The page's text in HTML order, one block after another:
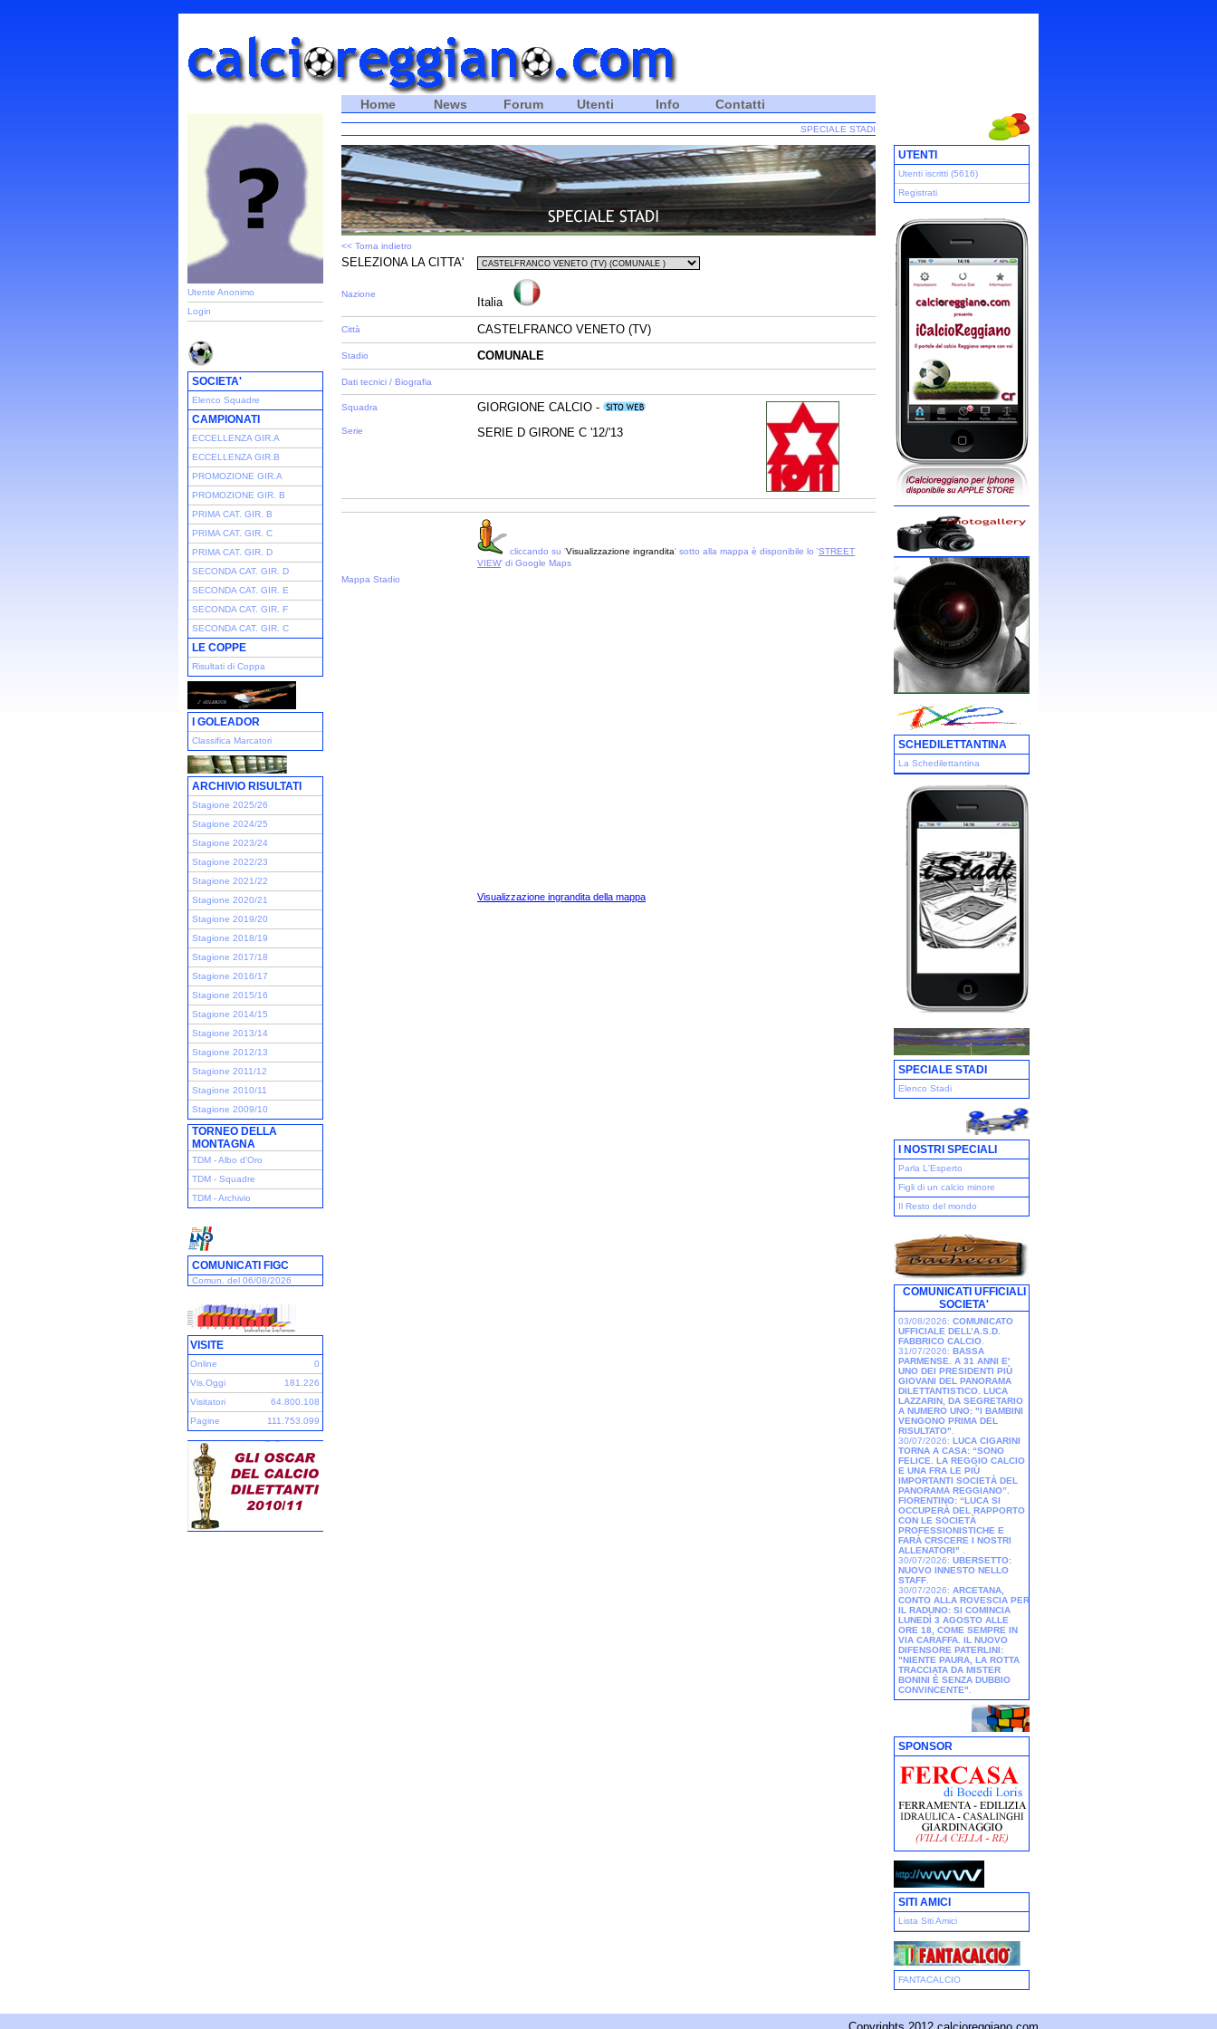
Utente Anonimo
Login
SOCIETA'
Elenco Squadre
CAMPIONATI
ECCELLENZA GIR.A
ECCELLENZA GIR.B
PROMOZIONE GIR.A
PROMOZIONE GIR. B
PRIMA CAT. GIR. B
PRIMA CAT. GIR. C
PRIMA CAT. GIR. D
SECONDA CAT. GIR. D
SECONDA CAT. GIR. E
SECONDA CAT. GIR. F
SECONDA CAT. GIR. C
LE COPPE
Risultati di Coppa
I GOLEADOR
Classifica Marcatori
ARCHIVIO RISULTATI
Stagione 2025/26
Stagione 2024/25
Stagione 2023/24
Stagione 2022/23
Stagione 2021/22
Stagione 2020/21
Stagione 2019/20
Stagione 2018/19
Stagione 2017/18
Stagione 2016/17
Stagione 2015/16
Stagione 2014/15
Stagione 2013/14
Stagione 2012/13
Stagione 2011/12
Stagione 2010/11
Stagione 2009/10
TORNEO DELLA
MONTAGNA
TDM - Albo d'Oro
TDM - Squadre
TDM - Archivio
COMUNICATI FIGC
Comun. del 06/08/2026
VISITE
Online
0
Vis.Oggi
181.226
Visitatori
64.800.108
Pagine
111.753.099
Home News Forum Utenti Info Contatti
SPECIALE STADI
<< Torna indietro
SELEZIONA LA CITTA'
Nazione
Italia
Città CASTELFRANCO VENETO (TV)
Stadio COMUNALE
Dati tecnici / Biografia
Squadra
Serie
GIORGIONE CALCIO -
SERIE D GIRONE C '12/'13
cliccando su 'Visualizzazione ingrandita' sotto alla mappa è disponibile lo 'STREET
VIEW' di Google Maps
Mappa Stadio
Visualizzazione ingrandita della mappa
UTENTI
Utenti iscritti (5616)
Registrati
SCHEDILETTANTINA
La Schedilettantina
SPECIALE STADI
Elenco Stadi
I NOSTRI SPECIALI
Parla L'Esperto
Figli di un calcio minore
Il Resto del mondo
COMUNICATI UFFICIALI
SOCIETA'
03/08/2026: COMUNICATO
UFFICIALE DELL’A.S.D.
FABBRICO CALCIO
31/07/2026: BASSA
PARMENSE. A 31 ANNI E'
UNO DEI PRESIDENTI PIÙ
GIOVANI DEL PANORAMA
DILETTANTISTICO. LUCA
LAZZARIN, DA SEGRETARIO
A NUMERO UNO: "I BAMBINI
VENGONO PRIMA DEL
RISULTATO"
30/07/2026: LUCA CIGARINI
TORNA A CASA: “SONO
FELICE. LA REGGIO CALCIO
E UNA FRA LE PIÙ
IMPORTANTI SOCIETÀ DEL
PANORAMA REGGIANO”.
FIORENTINO: “LUCA SI
OCCUPERÀ DEL RAPPORTO
CON LE SOCIETÀ
PROFESSIONISTICHE E
FARÀ CRSCERE I NOSTRI
ALLENATORI"
30/07/2026: UBERSETTO:
NUOVO INNESTO NELLO
STAFF
30/07/2026: ARCETANA,
CONTO ALLA ROVESCIA PER
IL RADUNO: SI COMINCIA
LUNEDÌ 3 AGOSTO ALLE
ORE 18, COME SEMPRE IN
VIA CARAFFA. IL NUOVO
DIFENSORE PATERLINI:
"NIENTE PAURA, LA ROTTA
TRACCIATA DA MISTER
BONINI È SENZA DUBBIO
CONVINCENTE"
SPONSOR
SITI AMICI
Lista Siti Amici
FANTACALCIO